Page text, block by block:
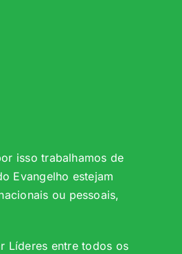
isso trabalhamos de
Evangelho estejam
ou pessoais,
Líderes entre todos os